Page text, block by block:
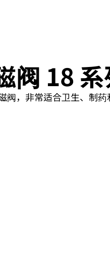
阀 18 系
阀，非常适合卫生、制药